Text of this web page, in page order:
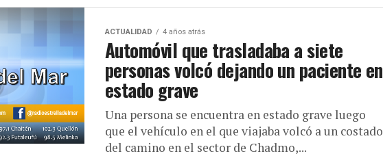
ACTUALIDAD 4 años atrás
Automóvil que trasladaba a siete
personas volcó dejando un paciente en
estado grave
Una persona se encuentra en estado grave luego
que el vehículo en el que viajaba volcó a un costado
del camino en el sector de Chadmo,...